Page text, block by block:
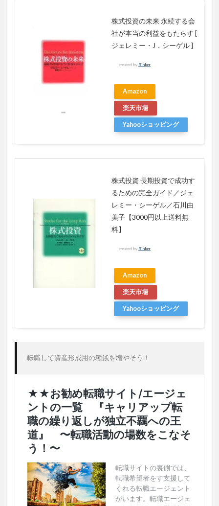
株式投資の未来 永続する会
社が本当の利益をもたらす [
ジェレミー・J．シーゲル ]
created by Rinker
Amazon
楽天市場
Yahooショッピング
株式投資 長期投資で成功す
るための完全ガイド／ジェ
レミー・シーゲル／石川由
美子【3000円以上送料無
料】
created by Rinker
Amazon
楽天市場
Yahooショッピング
転職して資産形成用の種銭を増やそう！